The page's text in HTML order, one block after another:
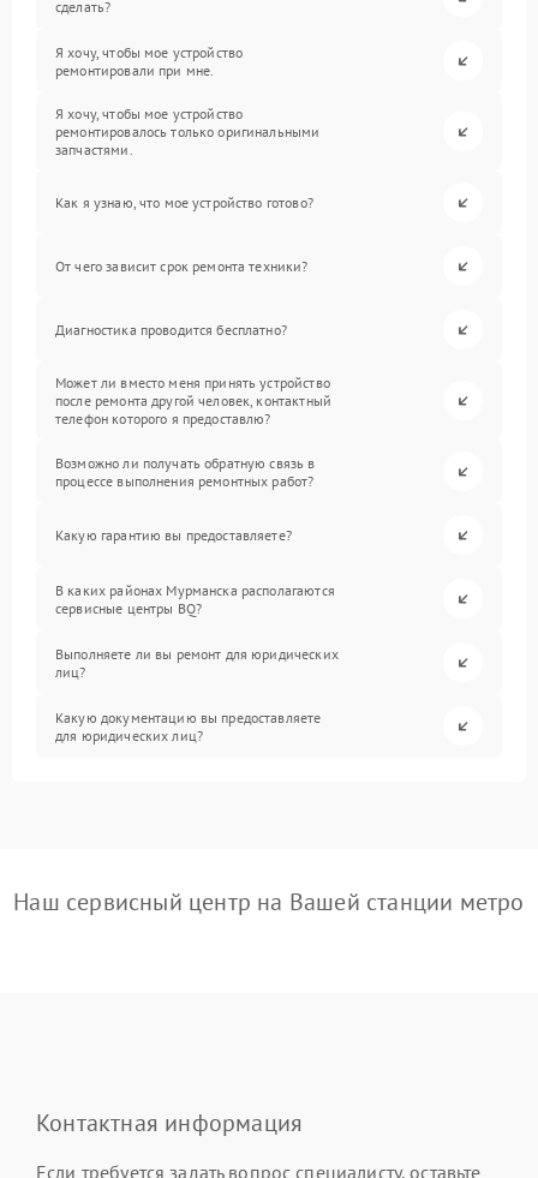
сделать?
Я хочу, чтобы мое устройство
ремонтировали при мне.
Я хочу, чтобы мое устройство
ремонтировалось только оригинальными
запчастями.
Как я узнаю, что мое устройство готово?
От чего зависит срок ремонта техники?
Диагностика проводится бесплатно?
Может ли вместо меня принять устройство
после ремонта другой человек, контактный
телефон которого я предоставлю?
Возможно ли получать обратную связь в
процессе выполнения ремонтных работ?
Какую гарантию вы предоставляете?
В каких районах Мурманска располагаются
сервисные центры BQ?
Выполняете ли вы ремонт для юридических
лиц?
Какую документацию вы предоставляете
для юридических лиц?
Наш сервисный центр на Вашей станции метро
Контактная информация
Если требуется задать вопрос специалисту, оставьте